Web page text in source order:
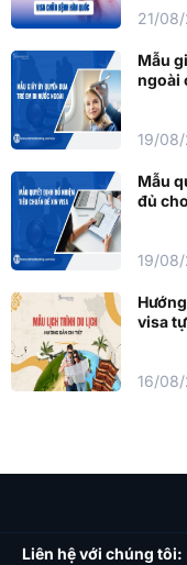
21/
Mẫu
ngoài
19/
Mẫu
đủ
19/
visa
16/
Liên hệ với chúng tôi: